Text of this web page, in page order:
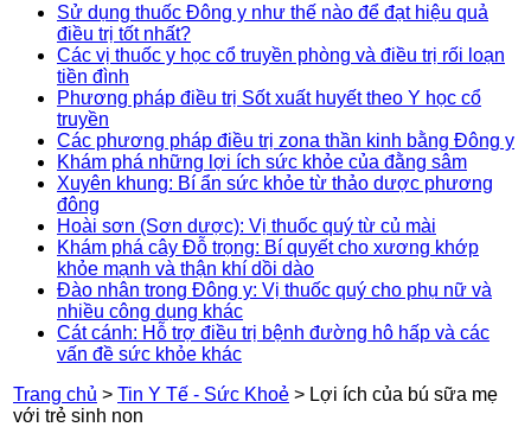
Sử dụng thuốc Đông y như thế nào để đạt hiệu quả
điều trị tốt nhất?
Các vị thuốc y học cổ truyền phòng và điều trị rối loạn
tiền đình
Phương pháp điều trị Sốt xuất huyết theo Y học cổ
truyền
Các phương pháp điều trị zona thần kinh bằng Đông y
Khám phá những lợi ích sức khỏe của đằng sâm
Xuyên khung: Bí ẩn sức khỏe từ thảo dược phương
đông
Hoài sơn (Sơn dược): Vị thuốc quý từ củ mài
Khám phá cây Đỗ trọng: Bí quyết cho xương khớp
khỏe mạnh và thận khí dồi dào
Đào nhân trong Đông y: Vị thuốc quý cho phụ nữ và
nhiều công dụng khác
Cát cánh: Hỗ trợ điều trị bệnh đường hô hấp và các
vấn đề sức khỏe khác
Trang chủ > Tin Y Tế - Sức Khoẻ > Lợi ích của bú sữa mẹ
với trẻ sinh non